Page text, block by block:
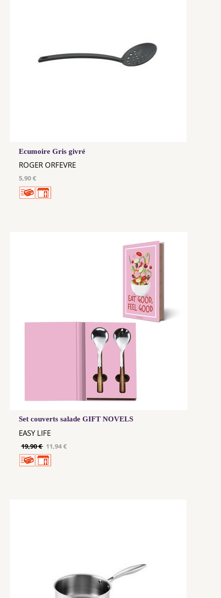
Ecumoire Gris givré
ROGER ORFEVRE
5,90 €
Set couverts salade GIFT NOVELS
EASY LIFE
19,90 € 11,94 €